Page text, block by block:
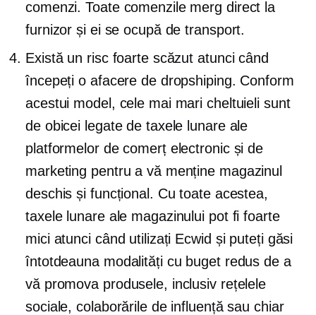
comenzi. Toate comenzile merg direct la
furnizor și ei se ocupă de transport.
Există un risc foarte scăzut atunci când
începeți o afacere de dropshiping. Conform
acestui model, cele mai mari cheltuieli sunt
de obicei legate de taxele lunare ale
platformelor de comerț electronic și de
marketing pentru a vă menține magazinul
deschis și funcțional. Cu toate acestea,
taxele lunare ale magazinului pot fi foarte
mici atunci când utilizați Ecwid și puteți găsi
întotdeauna modalități cu buget redus de a
vă promova produsele, inclusiv rețelele
sociale, colaborările de influență sau chiar